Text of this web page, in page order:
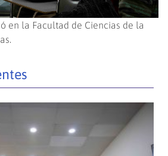
en la Facultad de Ciencias de la